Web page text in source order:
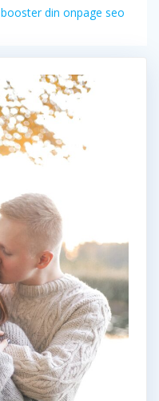
indlæg:
booster din onpage seo